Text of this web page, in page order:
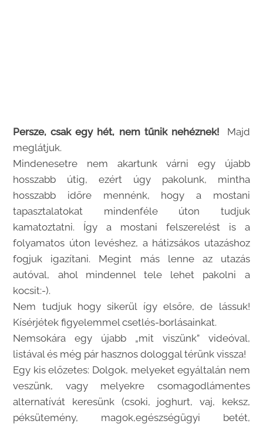
Persze, csak egy hét, nem tűnik nehéznek!Majd
meglátjuk.
Mindenesetre nem akartunk várni egy újabb
hosszabb útig, ezért úgy pakolunk, mintha
hosszabb időre mennénk, hogy a mostani
tapasztalatokat mindenféle úton tudjuk
kamatoztatni. Így a mostani felszerelést is a
folyamatos úton levéshez, a hátizsákos utazáshoz
fogjuk igazítani. Megint más lenne az utazás
autóval, ahol mindennel tele lehet pakolni a
kocsit:-).
Nem tudjuk hogy sikerül így elsőre, de lássuk!
Kísérjétek figyelemmel csetlés-borlásainkat.
Nemsokára egy újabb „mit viszünk” videóval,
listával és még pár hasznos dologgal térünk vissza!
Egy kis előzetes: Dolgok, melyeket egyáltalán nem
veszünk, vagy melyekre csomagodlámentes
alternatívát keresünk (csoki, joghurt, vaj, keksz,
péksütemény, magok,egészségügyi betét,